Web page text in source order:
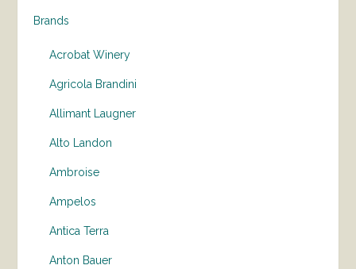
Brands
Acrobat Winery
Agricola Brandini
Allimant Laugner
Alto Landon
Ambroise
Ampelos
Antica Terra
Anton Bauer